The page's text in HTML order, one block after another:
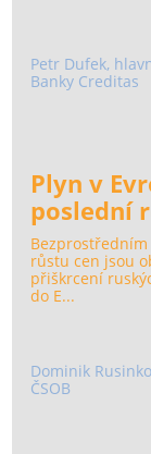
Petr Dufek,
Banky Creditas
Plyn v
poslední
růstu cen jsou
přiškrcení
do E...
Dominik
ČSOB